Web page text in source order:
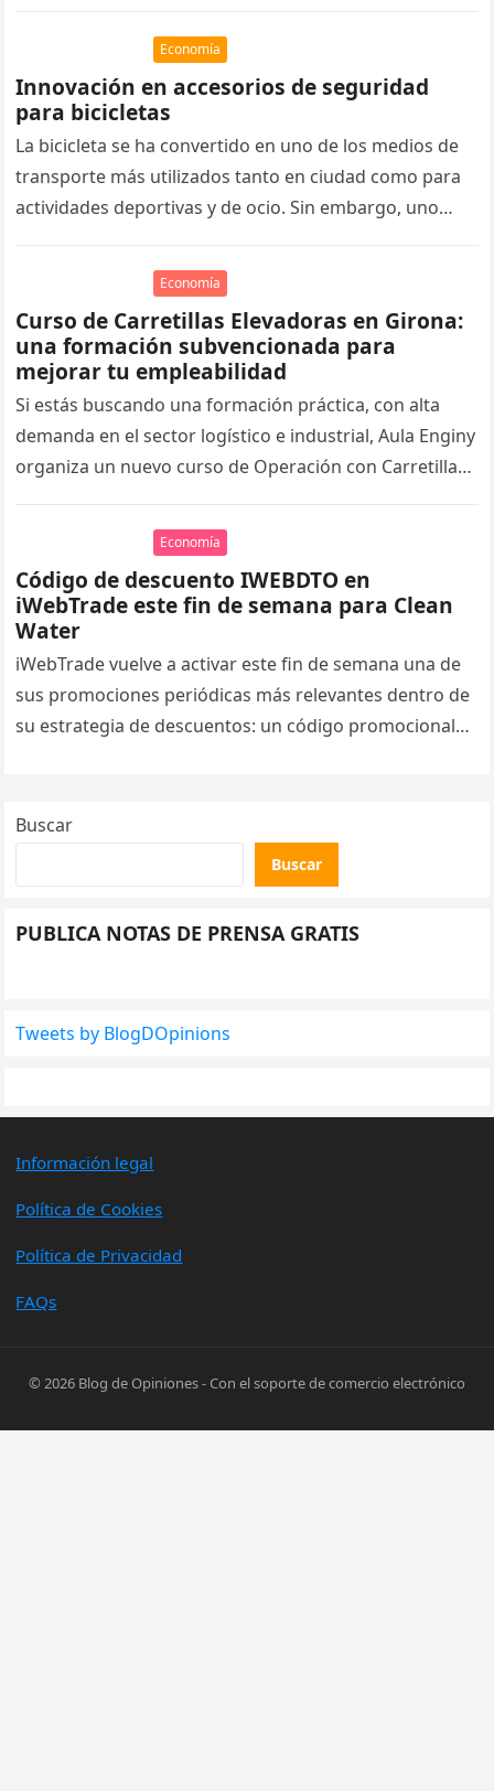
Economía
Innovación en accesorios de seguridad
para bicicletas
La bicicleta se ha convertido en uno de los medios de
transporte más utilizados tanto en ciudad como para
actividades deportivas y de ocio. Sin embargo, uno…
Economía
Curso de Carretillas Elevadoras en Girona:
una formación subvencionada para
mejorar tu empleabilidad
Si estás buscando una formación práctica, con alta
demanda en el sector logístico e industrial, Aula Enginy
organiza un nuevo curso de Operación con Carretillas
Economía
Código de descuento IWEBDTO en
iWebTrade este fin de semana para Clean
Water
iWebTrade vuelve a activar este fin de semana una de
sus promociones periódicas más relevantes dentro de
su estrategia de descuentos: un código promocional
Buscar
Buscar
PUBLICA NOTAS DE PRENSA GRATIS
Tweets by BlogDOpinions
Información legal
Política de Cookies
Política de Privacidad
FAQs
© 2026 Blog de Opiniones- Con el soporte decomercio electrónico